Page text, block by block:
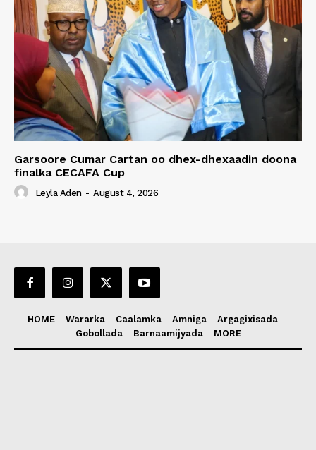
Garsoore Cumar Cartan oo dhex-dhexaadin doona
finalka CECAFA Cup
Leyla Aden - August 4, 2026
HOME Wararka Caalamka Amniga
Argagixisada
Gobollada
Barnaamijyada MORE